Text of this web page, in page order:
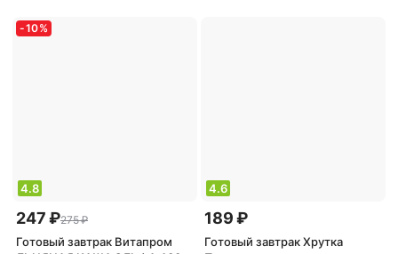
-10%
4.8
247 ₽275 ₽
Готовый завтрак Витапром
4.6
189 ₽
Готовый завтрак Хрутка